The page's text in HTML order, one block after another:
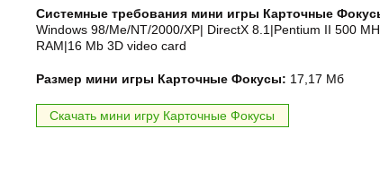
Системные требования мини игры Карточные
Windows 98/Me/NT/2000/XP| DirectX 8.1|Pentium II 500
RAM|16 Mb 3D video card
Размер мини игры Карточные Фокусы: 17,17 Мб
Скачать мини игру Карточные Фокусы